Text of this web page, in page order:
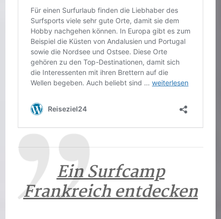
Ein Surfcamp
Frankreich entdecken